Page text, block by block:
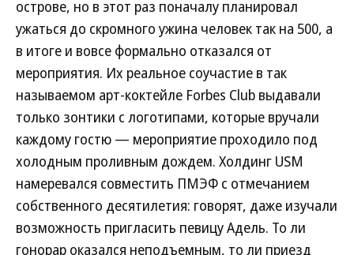
острове, но в этот раз поначалу планировал
ужаться до скромного ужина человек так на 500, а
в итоге и вовсе формально отказался от
мероприятия. Их реальное соучастие в так
называемом арт-коктейле Forbes Club выдавали
только зонтики с логотипами, которые вручали
каждому гостю — мероприятие проходило под
холодным проливным дождем. Холдинг USM
намеревался совместить ПМЭФ с отмечанием
собственного десятилетия: говорят, даже изучали
возможность пригласить певицу Адель. То ли
гонорар оказался неподъемным, то ли приезд